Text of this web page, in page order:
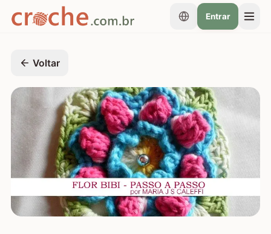
Entrar
Voltar